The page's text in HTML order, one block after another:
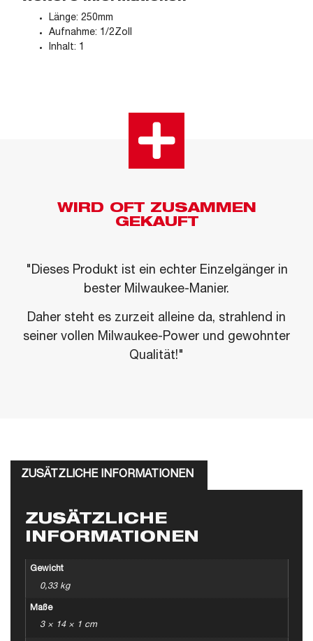
Länge: 250mm
Aufnahme: 1/2Zoll
Inhalt: 1
WIRD OFT ZUSAMMEN
GEKAUFT
"Dieses Produkt ist ein echter Einzelgänger in
bester Milwaukee-Manier.
Daher steht es zurzeit alleine da, strahlend in
seiner vollen Milwaukee-Power und gewohnter
Qualität!"
ZUSÄTZLICHE INFORMATIONEN
ZUSÄTZLICHE
INFORMATIONEN
Gewicht
0,33 kg
Maße
3 × 14 × 1 cm